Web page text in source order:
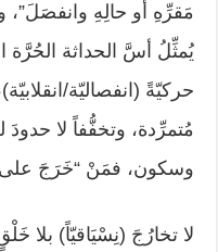
مَقرِّهِ أو حالِهِ
يُمثِّلُ أسَّ الحداثة الحُرَّة
حركيّةً (انفصاليّة/
مُتمرِّدة، وتخفُّفاً لا
وسكون، فمَنْ “خَرَجَ على
لا تخارُجَ (نِسْيَاقيّاً) بلا